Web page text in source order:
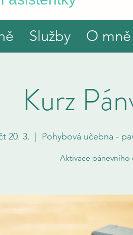
Služby O mně
Kurz
20. 3. Pohybová učebna -
Aktivace pánevního